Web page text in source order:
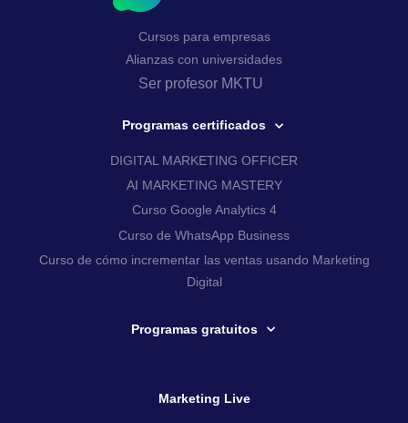
Cursos para empresas
Alianzas con universidades
Ser profesor MKTU
Programas certificados
DIGITAL MARKETING OFFICER
AI MARKETING MASTERY
Curso Google Analytics 4
Curso de WhatsApp Business
Curso de cómo incrementar las ventas usando Marketing
Digital
Programas gratuitos
Marketing Live